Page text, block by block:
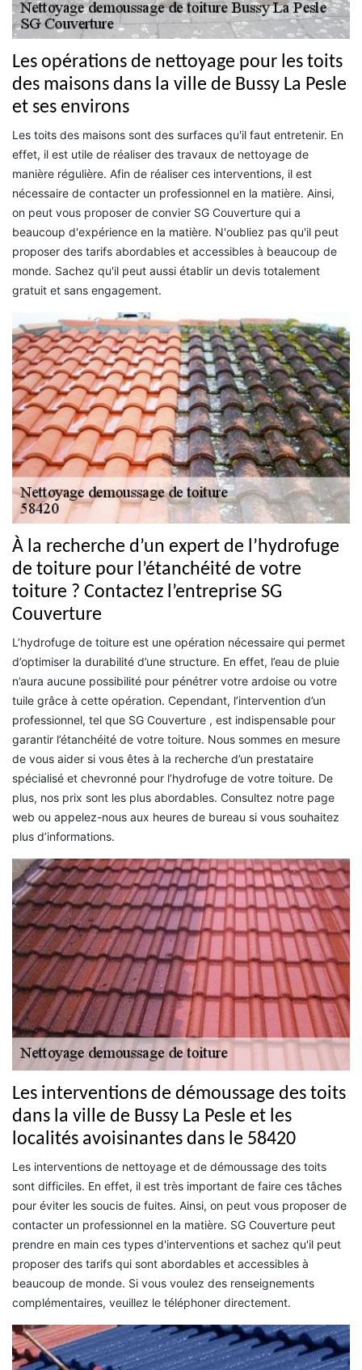
Les opérations de nettoyage pour les toits
des maisons dans la ville de Bussy La Pesle
et ses environs
Les toits des maisons sont des surfaces qu'il faut entretenir. En
effet, il est utile de réaliser des travaux de nettoyage de
manière régulière. Afin de réaliser ces interventions, il est
nécessaire de contacter un professionnel en la matière. Ainsi,
on peut vous proposer de convier SG Couverture qui a
beaucoup d'expérience en la matière. N'oubliez pas qu'il peut
proposer des tarifs abordables et accessibles à beaucoup de
monde. Sachez qu'il peut aussi établir un devis totalement
gratuit et sans engagement.
À la recherche d’un expert de l’hydrofuge
de toiture pour l’étanchéité de votre
toiture ? Contactez l’entreprise SG
Couverture
L’hydrofuge de toiture est une opération nécessaire qui permet
d’optimiser la durabilité d’une structure. En effet, l’eau de pluie
n’aura aucune possibilité pour pénétrer votre ardoise ou votre
tuile grâce à cette opération. Cependant, l’intervention d’un
professionnel, tel que SG Couverture , est indispensable pour
garantir l’étanchéité de votre toiture. Nous sommes en mesure
de vous aider si vous êtes à la recherche d’un prestataire
spécialisé et chevronné pour l’hydrofuge de votre toiture. De
plus, nos prix sont les plus abordables. Consultez notre page
web ou appelez-nous aux heures de bureau si vous souhaitez
plus d’informations.
Les interventions de démoussage des toits
dans la ville de Bussy La Pesle et les
localités avoisinantes dans le 58420
Les interventions de nettoyage et de démoussage des toits
sont difficiles. En effet, il est très important de faire ces tâches
pour éviter les soucis de fuites. Ainsi, on peut vous proposer de
contacter un professionnel en la matière. SG Couverture peut
prendre en main ces types d'interventions et sachez qu'il peut
proposer des tarifs qui sont abordables et accessibles à
beaucoup de monde. Si vous voulez des renseignements
complémentaires, veuillez le téléphoner directement.